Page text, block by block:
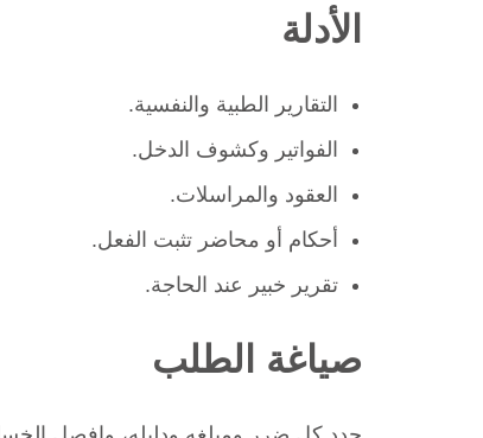
الأدلة
التقارير الطبية والنفسية.
الفواتير وكشوف الدخل.
العقود والمراسلات.
أحكام أو محاضر تثبت الفعل.
تقرير خبير عند الحاجة.
صياغة الطلب